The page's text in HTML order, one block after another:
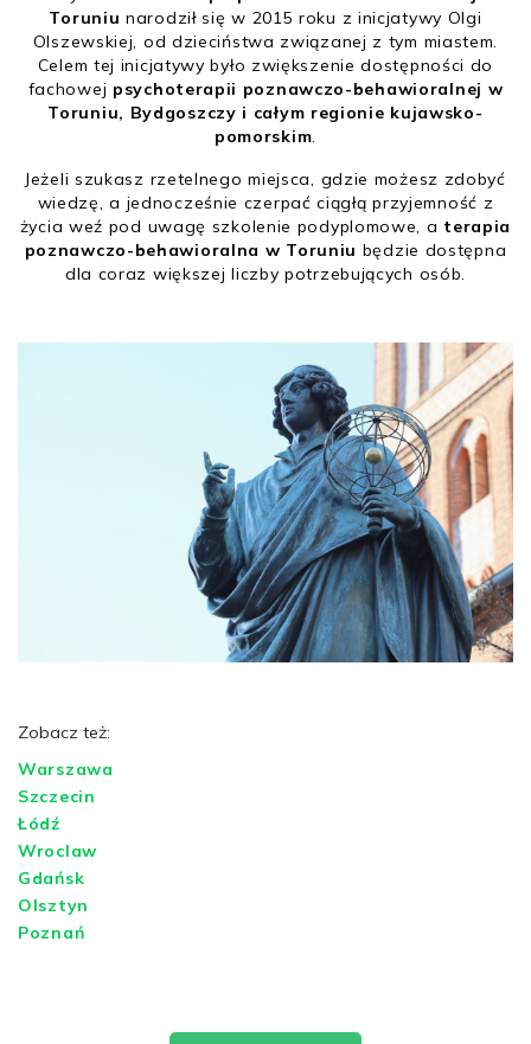
Toruniu narodził się w 2015 roku z inicjatywy Olgi
Olszewskiej, od dzieciństwa związanej z tym miastem.
Celem tej inicjatywy było zwiększenie dostępności do
fachowej psychoterapii poznawczo-behawioralnej w
Toruniu, Bydgoszczy i całym regionie kujawsko-
pomorskim.
Jeżeli szukasz rzetelnego miejsca, gdzie możesz zdobyć
wiedzę, a jednocześnie czerpać ciągłą przyjemność z
życia weź pod uwagę szkolenie podyplomowe, a terapia
poznawczo-behawioralna w Toruniu będzie dostępna
dla coraz większej liczby potrzebujących osób.
Zobacz też:
Warszawa
Szczecin
Łódź
Wroclaw
Gdańsk
Olsztyn
Poznań